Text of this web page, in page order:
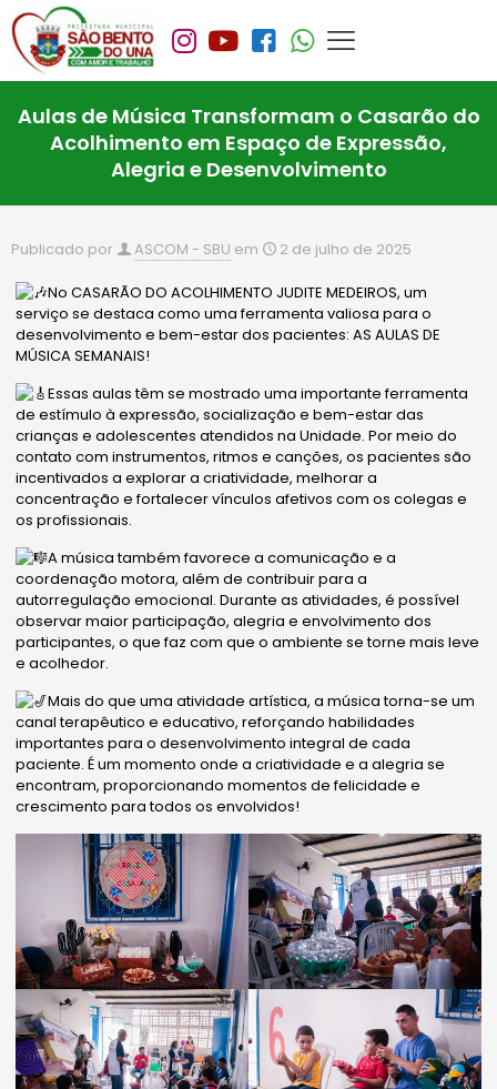
Aulas de Música Transformam o Casarão do
Acolhimento em Espaço de Expressão,
Alegria e Desenvolvimento
Publicado por ASCOM - SBU em 2 de julho de 2025
No CASARÃO DO ACOLHIMENTO JUDITE MEDEIROS, um
serviço se destaca como uma ferramenta valiosa para o
desenvolvimento e bem-estar dos pacientes: AS AULAS DE
MÚSICA SEMANAIS!
Essas aulas têm se mostrado uma importante ferramenta
de estímulo à expressão, socialização e bem-estar das
crianças e adolescentes atendidos na Unidade. Por meio do
contato com instrumentos, ritmos e canções, os pacientes são
incentivados a explorar a criatividade, melhorar a
concentração e fortalecer vínculos afetivos com os colegas e
os profissionais.
A música também favorece a comunicação e a
coordenação motora, além de contribuir para a
autorregulação emocional. Durante as atividades, é possível
observar maior participação, alegria e envolvimento dos
participantes, o que faz com que o ambiente se torne mais leve
e acolhedor.
Mais do que uma atividade artística, a música torna-se um
canal terapêutico e educativo, reforçando habilidades
importantes para o desenvolvimento integral de cada
paciente. É um momento onde a criatividade e a alegria se
encontram, proporcionando momentos de felicidade e
crescimento para todos os envolvidos!